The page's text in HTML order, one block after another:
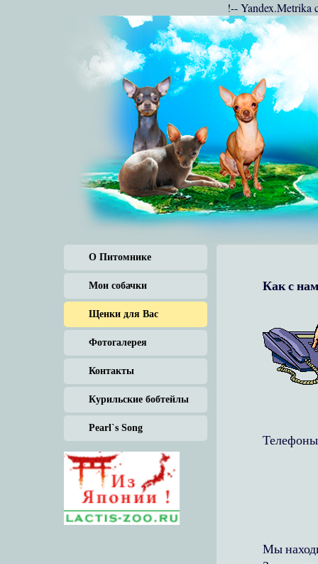
!-- Yandex.Metrika
О Питомнике
Мои собачки
Щенки для Вас
Фотогалерея
Контакты
Курильские бобтейлы
Pearl`s Song
Как с
Мы